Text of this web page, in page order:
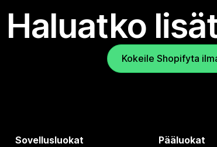
Haluatko
Kokeile Shopifyta
Sovellusluokat Pääluokat